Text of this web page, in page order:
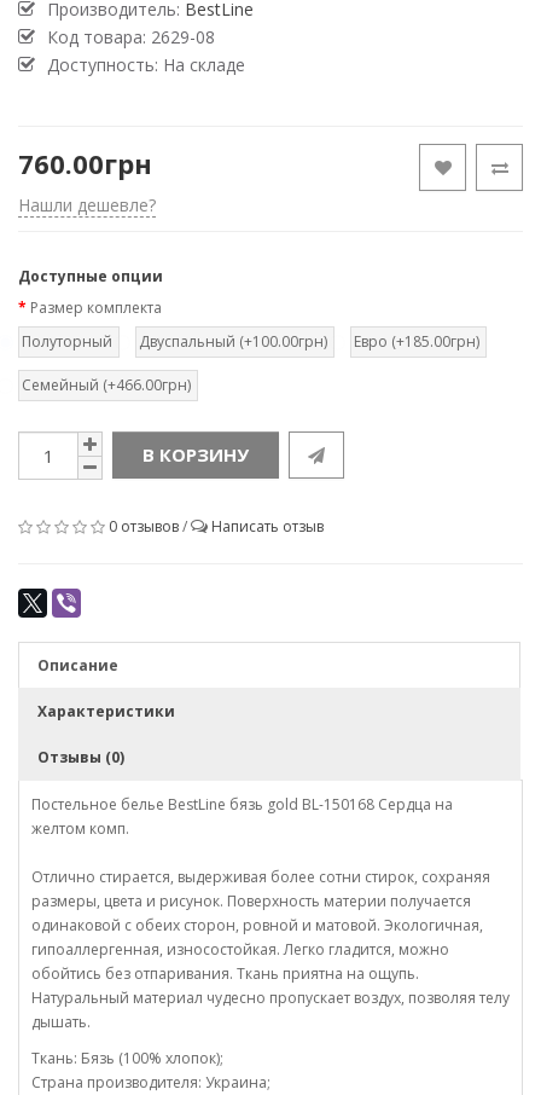
Производитель: BestLine
Код товара: 2629-08
Доступность: На складе
760.00грн
Нашли дешевле?
Доступные опции
Размер комплекта
Полуторный
Двуспальный (+100.00грн) Евро (+185.00грн)
Семейный (+466.00грн)
В КОРЗИНУ
0 отзывов/ Написать отзыв
Описание
Характеристики
Отзывы (0)
Постельное белье BestLine бязь gold BL-150168 Сердца на
жeлтом комп.
Отлично стирается, выдерживая более сотни стирок, сохраняя
размеры, цвета и рисунок. Поверхность материи получается
одинаковой с обеих сторон, ровной и матовой. Экологичная,
гипоаллергенная, износостойкая. Легко гладится, можно
обойтись без отпаривания. Ткань приятна на ощупь.
Натуральный материал чудесно пропускает воздух, позволяя телу
дышать.
Ткань: Бязь (100% хлопок);
Страна производителя: Украина;